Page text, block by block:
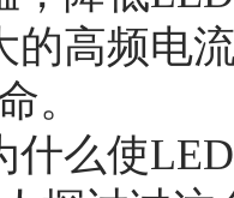
高频电流
。
么使LED